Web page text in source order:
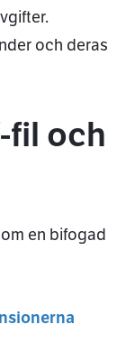
och deras
fil och
en bifogad